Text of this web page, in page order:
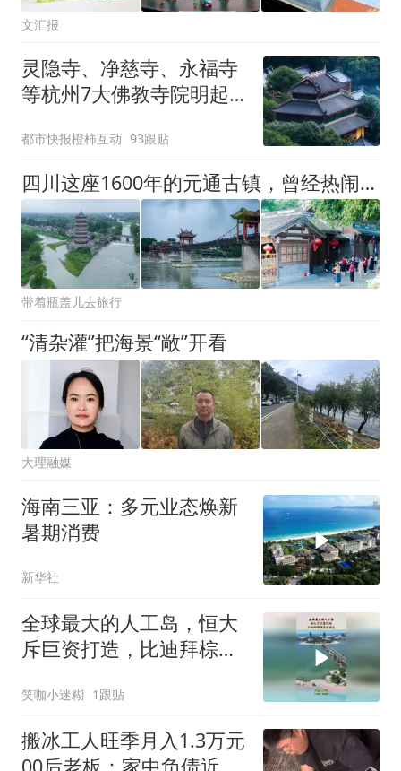
文汇报
灵隐寺、净慈寺、永福寺
等杭州7大佛教寺院明起
都市快报橙柿互动 93跟贴
四川这座1600年的元通古镇，曾经热闹繁荣被称作“小成都”
带着瓶盖儿去旅行
“清杂灌”把海景“敞”开看
大理融媒
海南三亚：多元业态焕新
暑期消费
新华社
全球最大的人工岛，恒大
斥巨资打造，比迪拜棕榈
笑咖小迷糊 1跟贴
搬冰工人旺季月入1.3万元